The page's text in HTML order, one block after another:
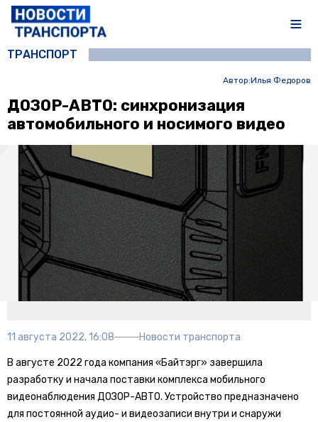
ТРАНСПОРТ
Автор:Илья Федоров
ДОЗОР-АВТО: синхронизация
автомобильного и носимого видео
11 августа 2022, 16:08 Новости транспорта
В августе 2022 года компания «Байтэрг» завершила
разработку и начала поставки комплекса мобильного
видеонаблюдения ДОЗОР-АВТО. Устройство предназначено
для постоянной аудио- и видеозаписи внутри и снаружи